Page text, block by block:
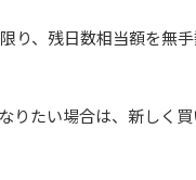
り、残日数相当額を無
りたい場合は、新しく